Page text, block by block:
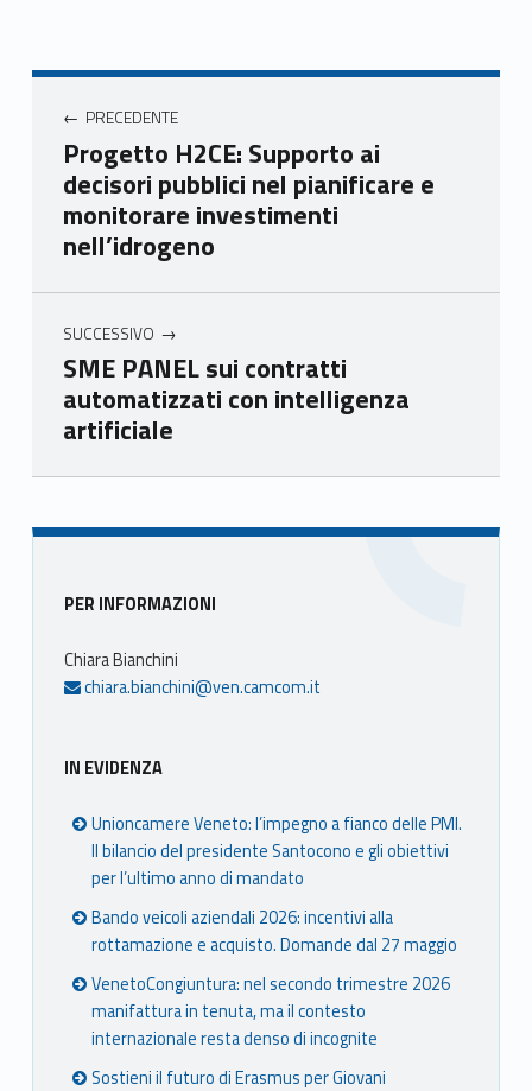
Unio
mer
e
Ven
eto
Unio
e
Ven
eto
Unio
e
Ven
eto
Unio
Ven
Navigazione articoli
PRECEDENTE
Progetto H2CE: Supporto ai
decisori pubblici nel pianificare e
monitorare investimenti
nell’idrogeno
SUCCESSIVO
SME PANEL sui contratti
automatizzati con intelligenza
artificiale
Skip back to main navigation
Sidebar
PER INFORMAZIONI
Chiara Bianchini
chiara.bianchini@ven.camcom.it
IN EVIDENZA
Unioncamere Veneto: l’impegno a fianco delle PMI.
Il bilancio del presidente Santocono e gli obiettivi
per l’ultimo anno di mandato
Bando veicoli aziendali 2026: incentivi alla
rottamazione e acquisto. Domande dal 27 maggio
VenetoCongiuntura: nel secondo trimestre 2026
manifattura in tenuta, ma il contesto
internazionale resta denso di incognite
Sostieni il futuro di Erasmus per Giovani